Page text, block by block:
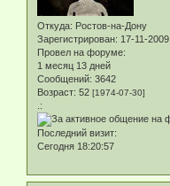
Откуда: Ростов-на-Дону
Зарегистрирован: 17-11-2009
Провел на форуме:
1 месяц 13 дней
Сообщений: 3642
Возраст: 52 [1974-07-30]
.:
Последний визит:
Сегодня 18:20:57